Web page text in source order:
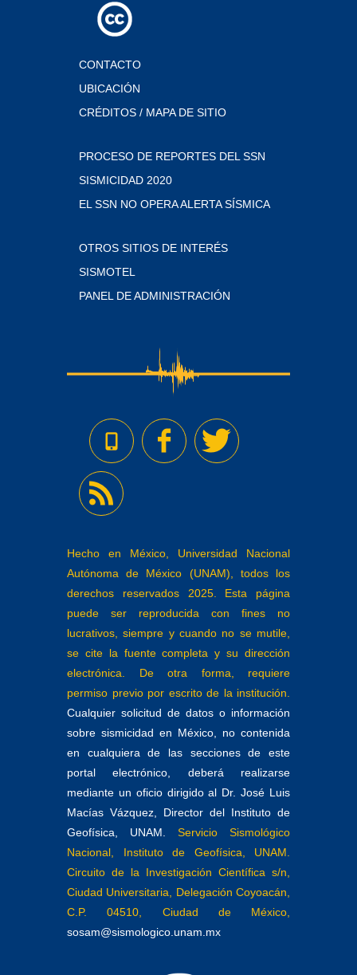
CONTACTO
UBICACIÓN
CRÉDITOS / MAPA DE SITIO
PROCESO DE REPORTES DEL SSN
SISMICIDAD 2020
EL SSN NO OPERA ALERTA SÍSMICA
OTROS SITIOS DE INTERÉS
SISMOTEL
PANEL DE ADMINISTRACIÓN
Hecho en México, Universidad Nacional
Autónoma de México (UNAM), todos los
derechos reservados 2025. Esta página
puede ser reproducida con fines no
lucrativos, siempre y cuando no se mutile,
se cite la fuente completa y su dirección
electrónica. De otra forma, requiere
permiso previo por escrito de la institución.
Cualquier solicitud de datos o información
sobre sismicidad en México, no contenida
en cualquiera de las secciones de este
portal electrónico, deberá realizarse
mediante un oficio dirigido al Dr. José Luis
Macías Vázquez, Director del Instituto de
Geofísica, UNAM.
Servicio Sismológico
Nacional, Instituto de Geofísica, UNAM.
Circuito de la Investigación Científica s/n,
Ciudad Universitaria, Delegación Coyoacán,
C.P. 04510, Ciudad de México,
sosam@sismologico.unam.mx